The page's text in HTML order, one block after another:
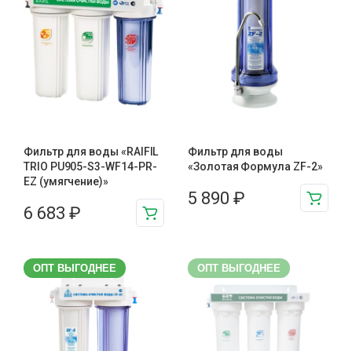
Фильтр для воды «RAIFIL
TRIO PU905-S3-WF14-PR-
EZ (умягчение)»
6 683 ₽
Фильтр для воды
«Золотая Формула ZF-2»
5 890 ₽
ОПТ ВЫГОДНЕЕ ОПТ ВЫГОДНЕЕ